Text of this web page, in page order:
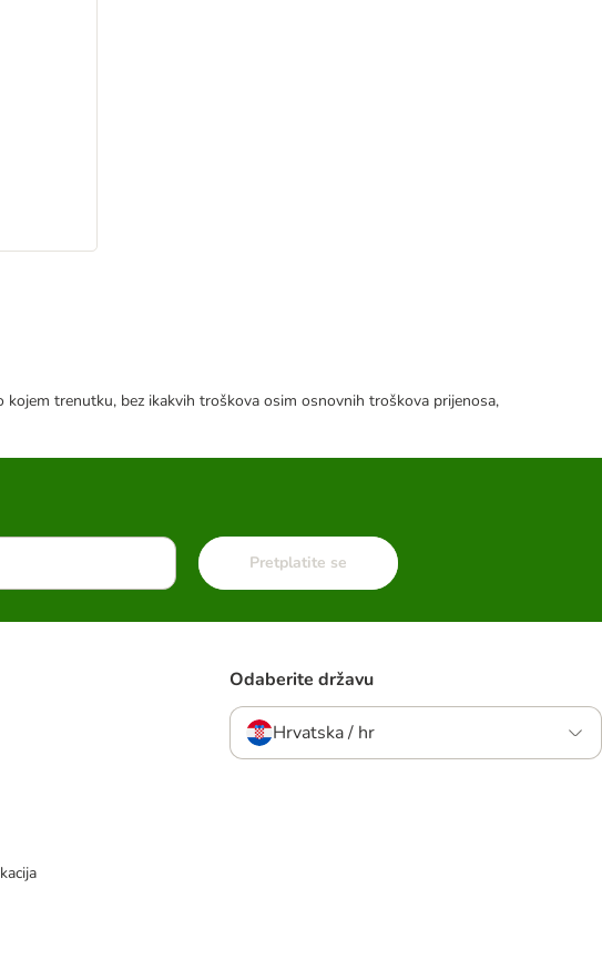
trenutku, bez ikakvih troškova osim osnovnih troškova prijenosa,
Pretplatite se
Odaberite državu
Hrvatska / hr